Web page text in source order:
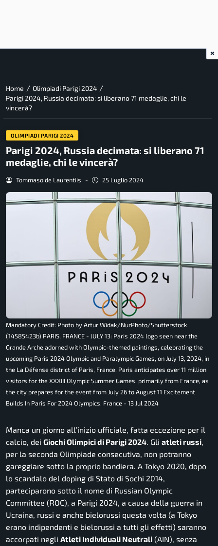
Home / Olimpiadi Parigi 2024 /
Parigi 2024, Russia decimata: si liberano 71 medaglie, chi le
vincerà?
OLIMPIADI PARIGI 2024
Parigi 2024, Russia decimata: si liberano 71
medaglie, chi le vincerà?
Tommaso de Laurentiis - 25 Luglio 2024
Mandatory Credit: Photo by Artur Widak/NurPhoto/Shutterstock
(14585423b) PARIS, FRANCE - JULY 13: Paris 2024 logo seen near the
Grande Arche adorned with Olympic-themed paintings, celebrating the
upcoming Paris 2024 Olympic and Paralympic Games, on July 13, 2024, in
the La Défense district of Paris, France. Paris anticipates over 11 million
visitors for the XXXIII Olympic Summer Games, primarily from France, as
the city prepares for the event from July 26 to August 11 Excitement
Builds In Paris For 2024 Olympics, France - 13 Jul 2024
Manca un giorno all’inizio ufficiale, fatta eccezione per il
calcio, dei Giochi Olimpici di Parigi 2024. Gli atleti russi,
per la seconda Olimpiade consecutiva, non potranno
gareggiare sotto la proprio bandiera. A Tokyo 2020, dopo
lo scandalo del doping di Stato di Sochi 2014,
parteciparono sotto il nome di Russian Olympic
Committee (ROC), a Parigi 2024, a causa della guerra in
Ucraina, russi e anche bielorussi questa volta (a Tokyo
erano indipendenti e bielorussi a tutti gli effetti) saranno
accorpati negli Atleti Individuali Neutrali (AIN), senza
×